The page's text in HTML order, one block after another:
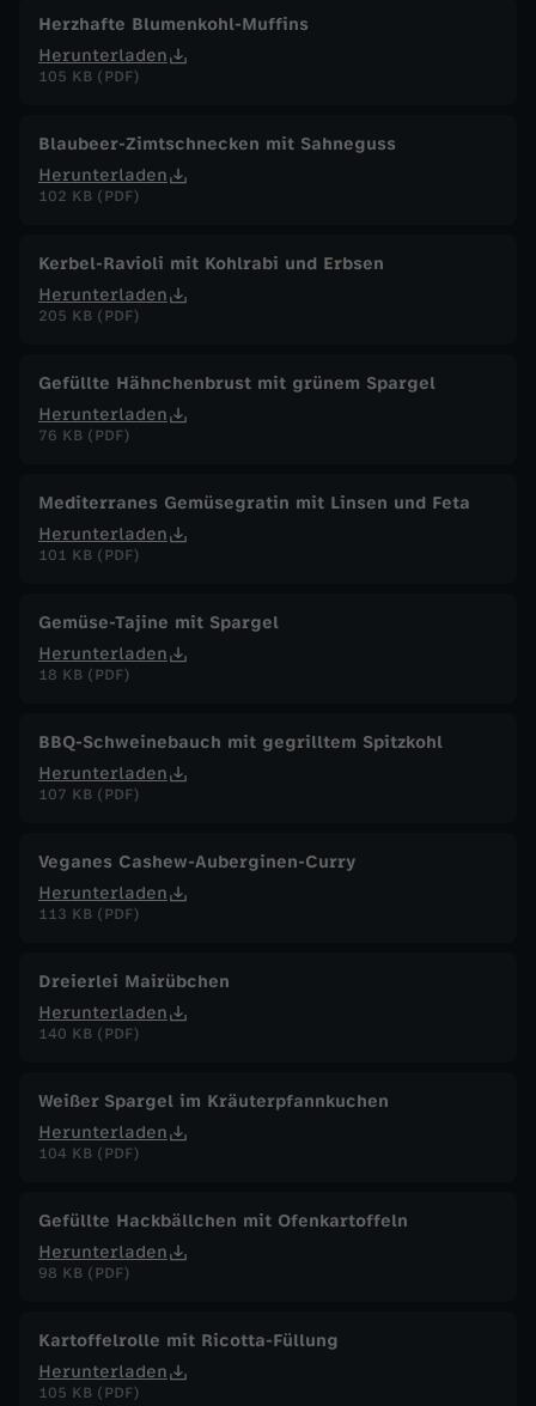
Herzhafte Blumenkohl-Muffins
Herunterladen
105 KB (PDF)
Blaubeer-Zimtschnecken mit Sahneguss
Herunterladen
102 KB (PDF)
Kerbel-Ravioli mit Kohlrabi und Erbsen
Herunterladen
205 KB (PDF)
Gefüllte Hähnchenbrust mit grünem Spargel
Herunterladen
76 KB (PDF)
Mediterranes Gemüsegratin mit Linsen und Feta
Herunterladen
101 KB (PDF)
Gemüse-Tajine mit Spargel
Herunterladen
18 KB (PDF)
BBQ-Schweinebauch mit gegrilltem Spitzkohl
Herunterladen
107 KB (PDF)
Veganes Cashew-Auberginen-Curry
Herunterladen
113 KB (PDF)
Dreierlei Mairübchen
Herunterladen
140 KB (PDF)
Weißer Spargel im Kräuterpfannkuchen
Herunterladen
104 KB (PDF)
Gefüllte Hackbällchen mit Ofenkartoffeln
Herunterladen
98 KB (PDF)
Kartoffelrolle mit Ricotta-Füllung
Herunterladen
105 KB (PDF)